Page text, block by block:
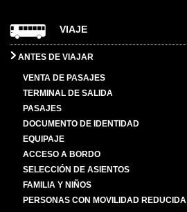
VIAJE
ANTES DE VIAJAR
VENTA DE PASAJES
TERMINAL DE SALIDA
PASAJES
DOCUMENTO DE IDENTIDAD
EQUIPAJE
ACCESO A BORDO
SELECCIÓN DE ASIENTOS
FAMILIA Y NIÑOS
PERSONAS CON MOVILIDAD REDUCIDA